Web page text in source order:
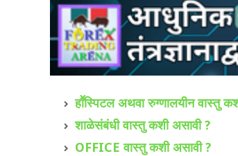
हाॕस्पिटल अथवा रुग्णालयीन वास्तु
शाळेसंबंधी वास्तु कशी असावी ?
OFFICE वास्तु कशी असावी ?